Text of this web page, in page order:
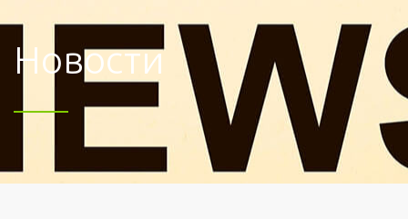
Новости